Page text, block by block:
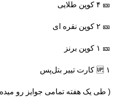
🎫
🎫
🎫
🆙 ۱ کارت تییر بتل‌پس
( طی یک هفته تمامی جوایز رو